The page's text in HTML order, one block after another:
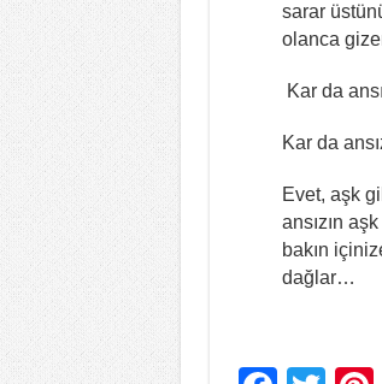
sarar
olanca
Kar da
Kar da
Evet, aşk
ansızın
bakın
dağlar…